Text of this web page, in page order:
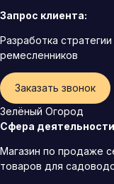
Запрос клиента:
Разработка
ремесленников
Заказать звонок
Зелёный Огород
Сфера
Магазин по продаже
товаров для